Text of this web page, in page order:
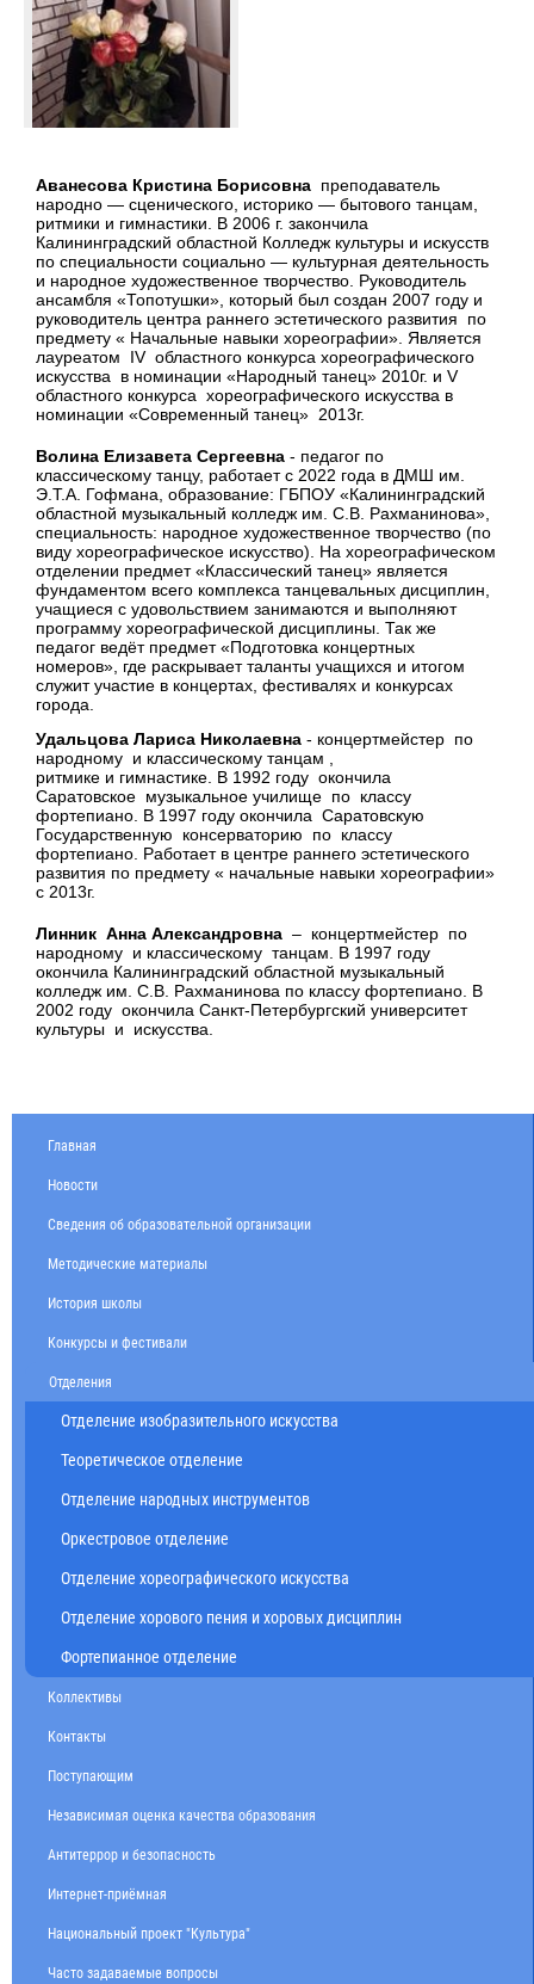
Аванесова Кристина Борисовна преподаватель
народно — сценического, историко — бытового танцам,
ритмики и гимнастики. В 2006 г. закончила
Калининградский областной Колледж культуры и искусств
по специальности социально — культурная деятельность
и народное художественное творчество. Руководитель
ансамбля «Топотушки», который был создан 2007 году и
руководитель центра раннего эстетического развития по
предмету « Начальные навыки хореографии». Является
лауреатом IV областного конкурса хореографического
искусства в номинации «Народный танец» 2010г. и V
областного конкурса хореографического искусства в
номинации «Современный танец» 2013г.
Волина Елизавета Сергеевна - педагог по
классическому танцу, работает с 2022 года в ДМШ им.
Э.Т.А. Гофмана, образование: ГБПОУ «Калининградский
областной музыкальный колледж им. С.В. Рахманинова»,
специальность: народное художественное творчество (по
виду хореографическое искусство). На хореографическом
отделении предмет «Классический танец» является
фундаментом всего комплекса танцевальных дисциплин,
учащиеся с удовольствием занимаются и выполняют
программу хореографической дисциплины. Так же
педагог ведёт предмет «Подготовка концертных
номеров», где раскрывает таланты учащихся и итогом
служит участие в концертах, фестивалях и конкурсах
города.
Удальцова Лариса Николаевна - концертмейстер по
народному и классическому танцам ,
ритмике и гимнастике. В 1992 году окончила
Саратовское музыкальное училище по классу
фортепиано. В 1997 году окончила Саратовскую
Государственную консерваторию по классу
фортепиано. Работает в центре раннего эстетического
развития по предмету « начальные навыки хореографии»
с 2013г.
Линник Анна Александровна – концертмейстер по
народному и классическому танцам. В 1997 году
окончила Калининградский областной музыкальный
колледж им. С.В. Рахманинова по классу фортепиано. В
2002 году окончила Санкт-Петербургский университет
культуры и искусства.
Главная
Новости
Сведения об образовательной организации
Методические материалы
История школы
Конкурсы и фестивали
Отделения
Отделение изобразительного искусства
Теоретическое отделение
Отделение народных инструментов
Оркестровое отделение
Отделение хореографического искусства
Отделение хорового пения и хоровых дисциплин
Фортепианное отделение
Коллективы
Контакты
Поступающим
Независимая оценка качества образования
Антитеррор и безопасность
Интернет-приёмная
Национальный проект "Культура"
Часто задаваемые вопросы